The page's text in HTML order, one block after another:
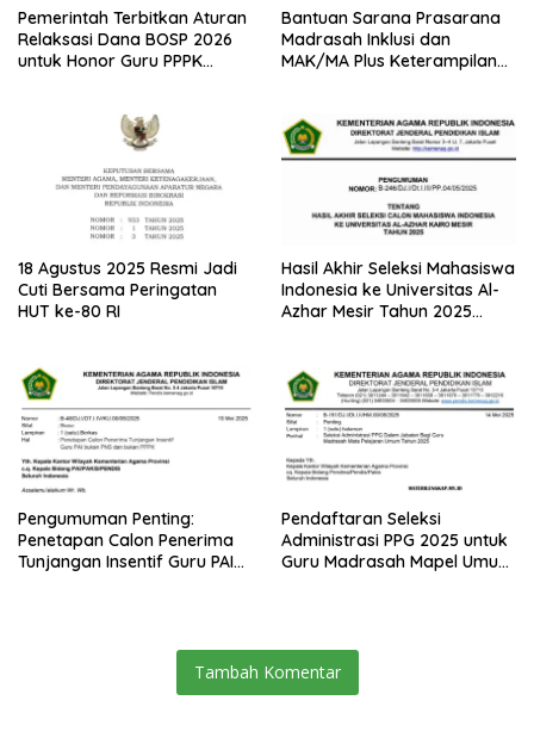
Pemerintah Terbitkan Aturan
Relaksasi Dana BOSP 2026
untuk Honor Guru PPPK
Bantuan Sarana Prasarana
Madrasah Inklusi dan
MAK/MA Plus Keterampilan
18 Agustus 2025 Resmi Jadi
Cuti Bersama Peringatan
HUT ke-80 RI
Hasil Akhir Seleksi Mahasiswa
Indonesia ke Universitas Al-
Azhar Mesir Tahun 2025
Pengumuman Penting:
Penetapan Calon Penerima
Tunjangan Insentif Guru PAI
Pendaftaran Seleksi
Administrasi PPG 2025 untuk
Guru Madrasah Mapel Umum
Tambah Komentar